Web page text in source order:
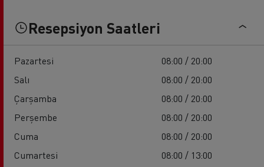
Resepsiyon Saatleri
Pazartesi
08:00 / 20:00
Salı
08:00 / 20:00
Çarşamba
08:00 / 20:00
Perşembe
08:00 / 20:00
Cuma
08:00 / 20:00
Cumartesi
08:00 / 13:00